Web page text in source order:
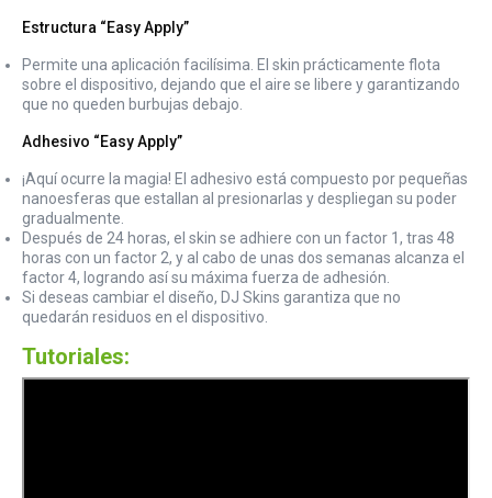
Estructura “Easy Apply”
Permite una aplicación facilísima. El skin prácticamente flota
sobre el dispositivo, dejando que el aire se libere y garantizando
que no queden burbujas debajo.
Adhesivo “Easy Apply”
¡Aquí ocurre la magia! El adhesivo está compuesto por pequeñas
nanoesferas que estallan al presionarlas y despliegan su poder
gradualmente.
Después de 24 horas, el skin se adhiere con un factor 1, tras 48
horas con un factor 2, y al cabo de unas dos semanas alcanza el
factor 4, logrando así su máxima fuerza de adhesión.
Si deseas cambiar el diseño, DJ Skins garantiza que no
quedarán residuos en el dispositivo.
Tutoriales: